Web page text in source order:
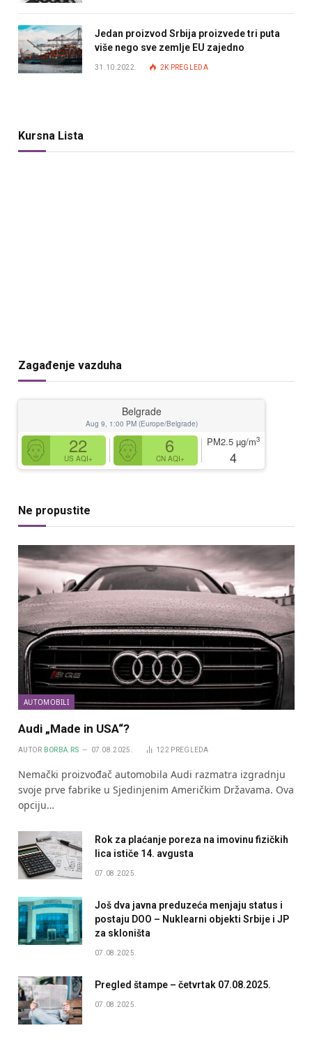
Jedan proizvod Srbija proizvede tri puta
više nego sve zemlje EU zajedno
31.10.2022. 2K PREGLEDA
Kursna Lista
Zagađenje vazduha
Belgrade
Aug 9, 1:00 PM (Europe/Belgrade)
22
US AQI+
6
CN AQI+
PM2.5 µg/m3
4
Ne propustite
AUTOMOBILI
Audi „Made in USA“?
AUTOR BORBA.RS 07.08.2025. 122 PREGLEDA
Nemački proizvođač automobila Audi razmatra izgradnju
svoje prve fabrike u Sjedinjenim Američkim Državama. Ova
opciju…
Rok za plaćanje poreza na imovinu fizičkih
lica ističe 14. avgusta
07.08.2025.
Još dva javna preduzeća menjaju status i
postaju DOO – Nuklearni objekti Srbije i JP
za skloništa
07.08.2025.
Pregled štampe – četvrtak 07.08.2025.
07.08.2025.